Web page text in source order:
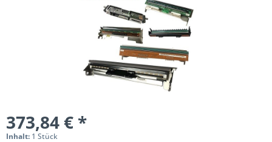
373,84 € *
Inhalt: 1 Stück